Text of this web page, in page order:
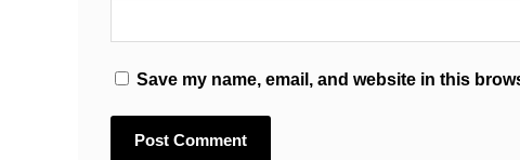
Save my name, email, and website in this